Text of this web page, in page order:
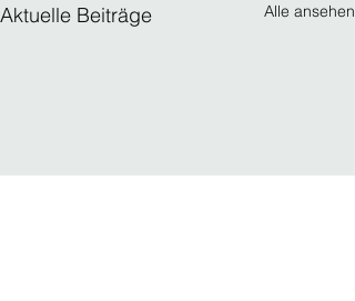
Aktuelle Beiträge Alle ansehen